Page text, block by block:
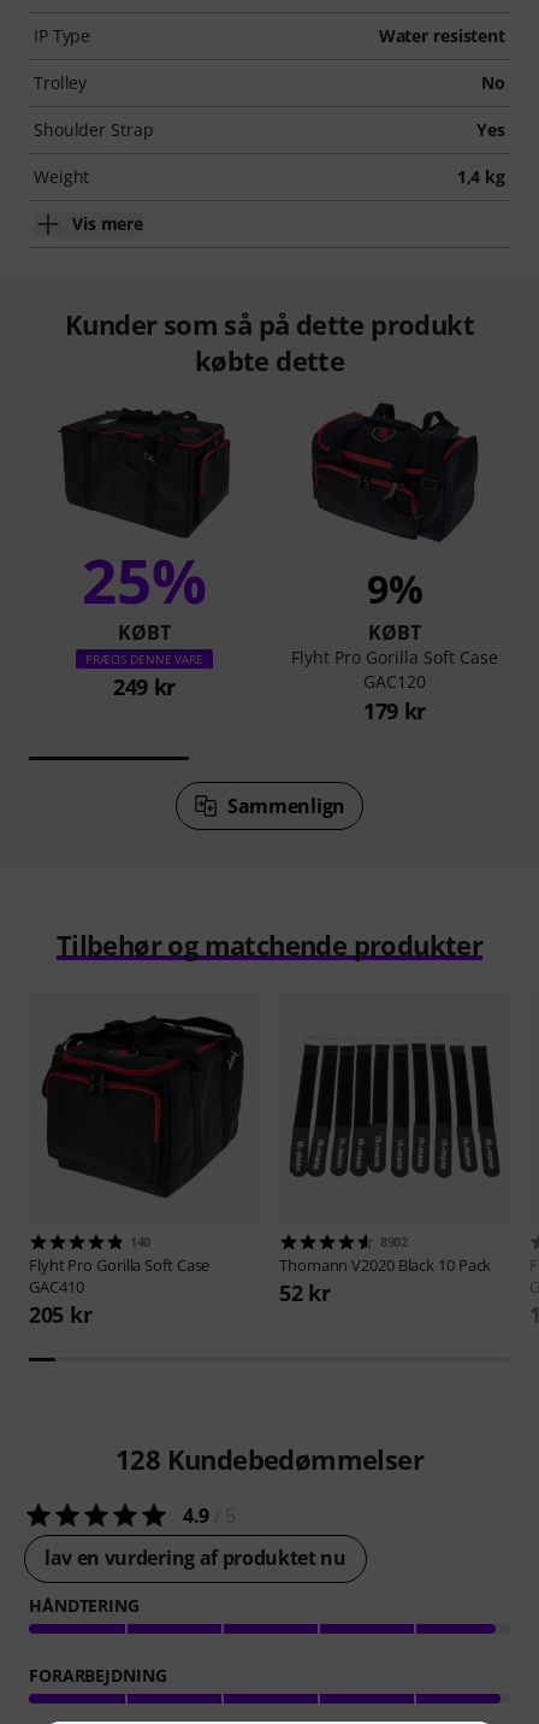
IP Type Water resistent
Trolley No
Shoulder Strap Yes
Weight 1,4 kg
Vis mere
Kunder som så på dette produkt
købte dette
25%
KØBT
PRÆCIS DENNE VARE
249 kr
9%
KØBT
Flyht Pro Gorilla Soft Case
GAC120
179 kr
Sammenlign
Tilbehør og matchende produkter
140
Flyht Pro Gorilla Soft Case
GAC410
205 kr
8902
ThomannV2020 Black 10 Pack
52 kr
128 Kundebedømmelser
4.9
lav en vurdering af produktet nu
HÅNDTERING
FORARBEJDNING